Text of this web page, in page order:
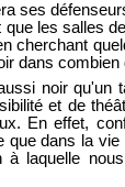
ses
les salles
cherchant
dans
noir qu'un
et de
En effet,
que dans la
à laquelle